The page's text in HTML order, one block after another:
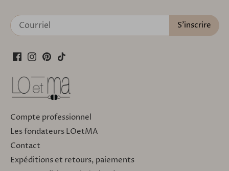
Compte professionnel
Les fondateurs LOetMA
Contact
Expéditions et retours, paiements